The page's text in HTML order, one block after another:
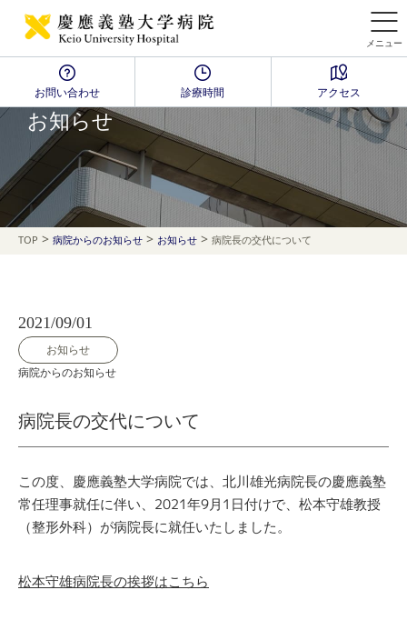
メニュー
お問い合わせ 診療時間 アクセス
NEWS
お知らせ
TOP > 病院からのお知らせ > お知らせ > 病院長の交代について
2021/09/01
お知らせ
病院からのお知らせ
病院長の交代について
この度、慶應義塾大学病院では、北川雄光病院長の慶應義塾
常任理事就任に伴い、2021年9月1日付けで、松本守雄教授
（整形外科）が病院長に就任いたしました。
松本守雄病院長の挨拶はこちら